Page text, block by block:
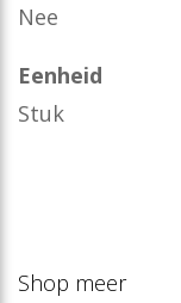
Nee
Eenheid
Stuk
Shop meer